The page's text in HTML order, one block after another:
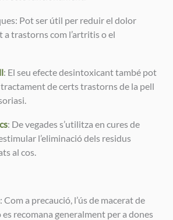
Pot ser útil per reduir el dolor
trastorns com l’artritis o el
: El seu efecte desintoxicant també pot
de certs trastorns de la pell
: De vegades s’utilitza en cures de
l’eliminació dels residus
al cos.
: Com a precaució, l’ús de macerat de
recomana generalment per a dones